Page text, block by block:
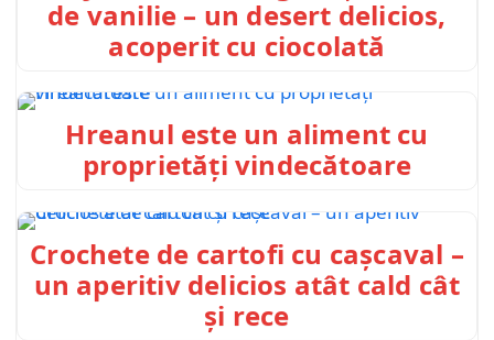
de vanilie – un desert delicios,
acoperit cu ciocolată
Hreanul este un aliment cu
proprietăți vindecătoare
Crochete de cartofi cu cașcaval –
un aperitiv delicios atât cald cât
și rece